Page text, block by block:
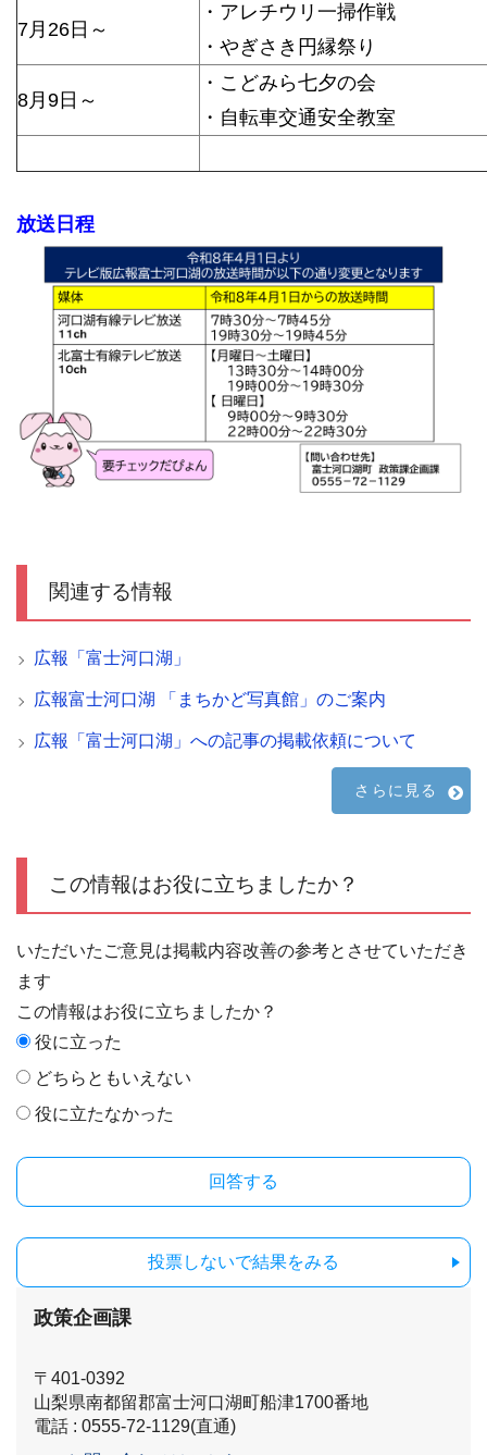
7月26日～
・アレチウリ一掃作戦
・やぎさき円縁祭り
8月9日～
・こどみら七夕の会
・自転車交通安全教室
放送日程
関連する情報
広報「富士河口湖」
広報富士河口湖 「まちかど写真館」のご案内
広報「富士河口湖」への記事の掲載依頼について
さらに見る
この情報はお役に立ちましたか？
いただいたご意見は掲載内容改善の参考とさせていただき
ます
この情報はお役に立ちましたか？
役に立った
どちらともいえない
役に立たなかった
投票しないで結果をみる
政策企画課
〒401-0392
山梨県南都留郡富士河口湖町船津1700番地
電話 : 0555-72-1129(直通)